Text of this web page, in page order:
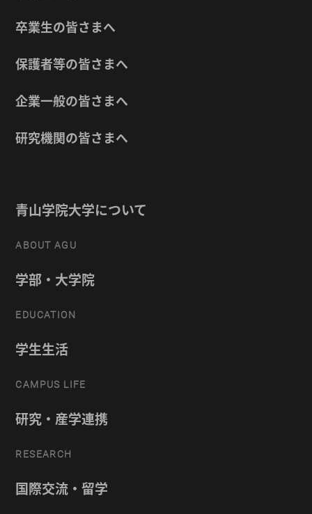
卒業生の皆さまへ
保護者等の皆さまへ
企業一般の皆さまへ
研究機関の皆さまへ
青山学院大学について
ABOUT AGU
学部・大学院
EDUCATION
学生生活
CAMPUS LIFE
研究・産学連携
RESEARCH
国際交流・留学